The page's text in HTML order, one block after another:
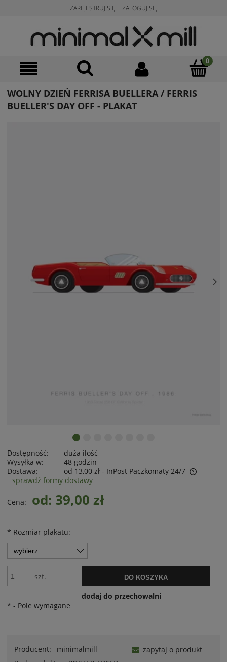
ZAREJESTRUJ SIĘ ZALOGUJ SIĘ
WOLNY DZIEŃ FERRISA BUELLERA / FERRIS
BUELLER'S DAY OFF - PLAKAT
Dostępność:
duża ilość
Wysyłka w:
48 godzin
Dostawa:
od 13,00 zł - InPost Paczkomaty 24/7
sprawdź formy dostawy
Cena: od: 39,00 zł
* Rozmiar plakatu:
szt. DO KOSZYKA
dodaj do przechowalni
* - Pole wymagane
Producent:
minimalmill
zapytaj o produkt